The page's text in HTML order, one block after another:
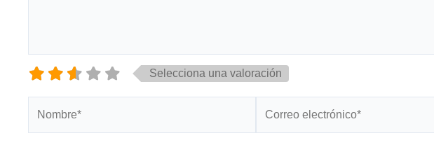
Selecciona una valoración
electrónico*